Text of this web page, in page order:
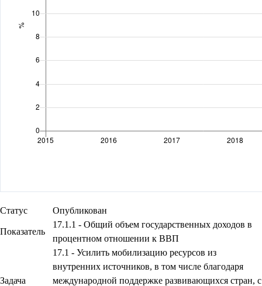
Статус Опубликован
Показатель
17.1.1 - Общий объем государственных доходов в
процентном отношении к ВВП
Задача
17.1 - Усилить мобилизацию ресурсов из
внутренних источников, в том числе благодаря
международной поддержке развивающихся стран, с